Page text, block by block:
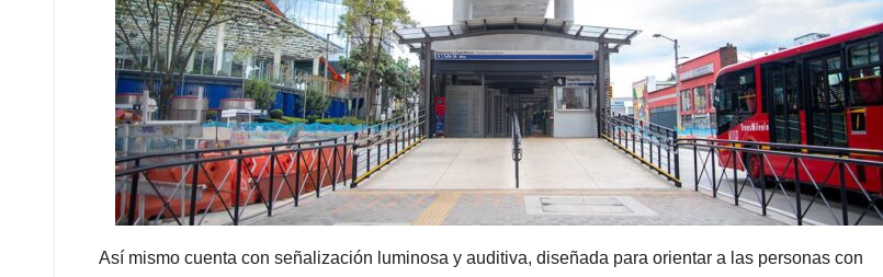
Así mismo cuenta con señalización luminosa y auditiva, diseñada para orientar a las personas con